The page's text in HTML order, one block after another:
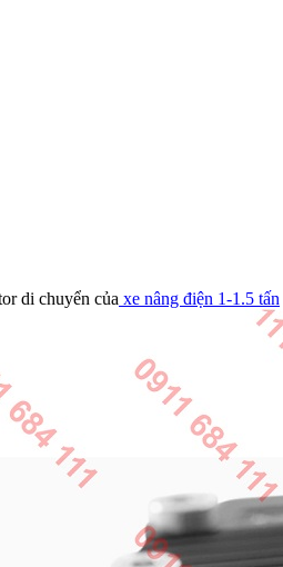
di chuyển của xe nâng điện 1-1.5 tấn